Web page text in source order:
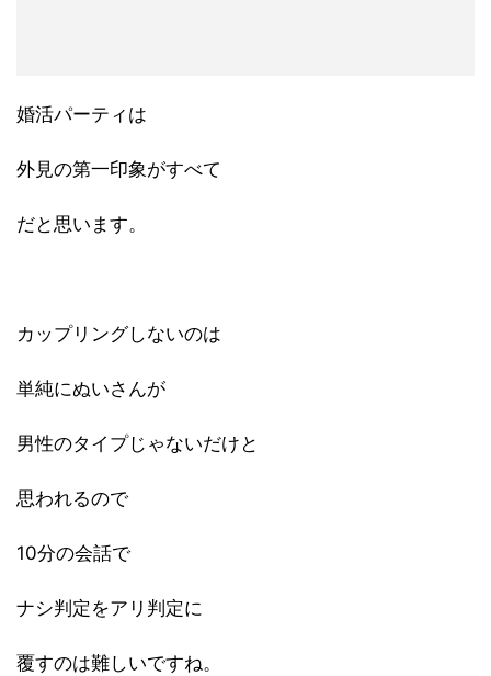
婚活パーティは
外見の第一印象がすべて
だと思います。
カップリングしないのは
単純にぬいさんが
男性のタイプじゃないだけと
思われるので
10分の会話で
ナシ判定をアリ判定に
覆すのは難しいですね。